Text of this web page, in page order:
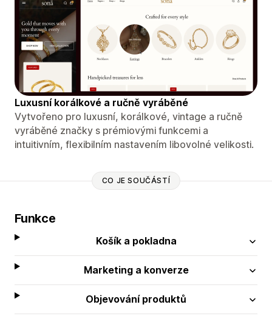
Luxusní korálkové a ručně vyráběné
Vytvořeno pro luxusní, korálkové, vintage a ručně
vyráběné značky s prémiovými funkcemi a
intuitivním, flexibilním nastavením libovolné velikosti.
CO JE SOUČÁSTÍ
Funkce
Košík a pokladna
Marketing a konverze
Objevování produktů